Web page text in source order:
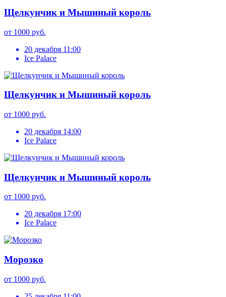
Щелкунчик и Мышиный король
от 1000 руб.
20 декабря 11:00
Ice Palace
Щелкунчик и Мышиный король
от 1000 руб.
20 декабря 14:00
Ice Palace
Щелкунчик и Мышиный король
от 1000 руб.
20 декабря 17:00
Ice Palace
Морозко
от 1000 руб.